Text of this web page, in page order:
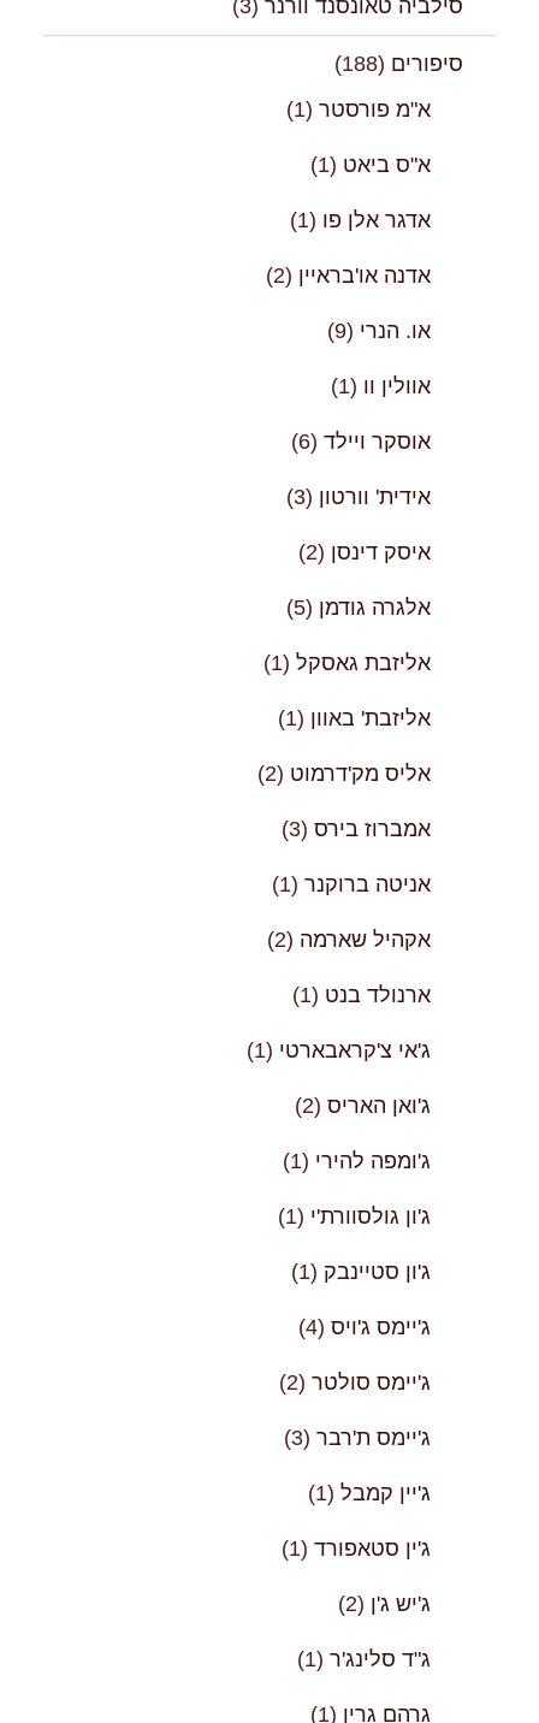
סילביה טאונסנד וורנר (3)
סיפורים (188)
א"מ פורסטר (1)
א"ס ביאט (1)
אדגר אלן פו (1)
אדנה או'בראיין (2)
או. הנרי (9)
אוולין וו (1)
אוסקר ויילד (6)
אידית' וורטון (3)
איסק דינסן (2)
אלגרה גודמן (5)
אליזבת גאסקל (1)
אליזבת' באוון (1)
אליס מק'דרמוט (2)
אמברוז בירס (3)
אניטה ברוקנר (1)
אקהיל שארמה (2)
ארנולד בנט (1)
ג'אי צ'קראבארטי (1)
ג'ואן האריס (2)
ג'ומפה להירי (1)
ג'ון גולסוורת'י (1)
ג'ון סטיינבק (1)
ג'יימס ג'ויס (4)
ג'יימס סולטר (2)
ג'יימס ת'רבר (3)
ג'יין קמבל (1)
ג'ין סטאפורד (1)
ג'יש ג'ן (2)
ג"ד סלינג'ר (1)
גרהם גרין (1)